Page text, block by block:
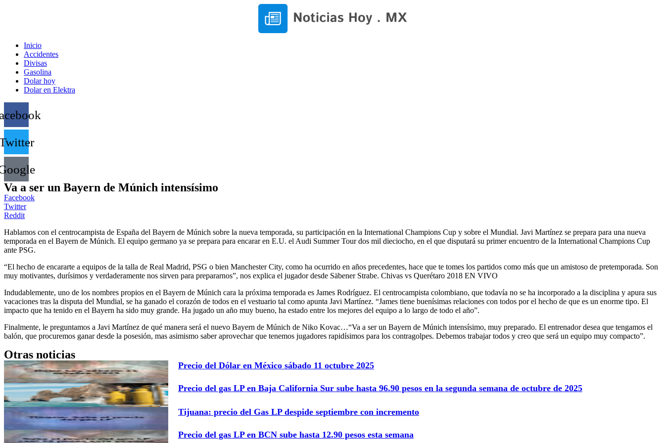
Inicio
Accidentes
Divisas
Gasolina
Dolar hoy
Dolar en Elektra
Va a ser un Bayern de Múnich intensísimo
Facebook
Twitter
Reddit
Hablamos con el centrocampista de España del Bayern de Múnich sobre la nueva temporada, su participación en la International Champions Cup y sobre el Mundial. Javi Martínez se prepara para una nueva
temporada en el Bayern de Múnich. El equipo germano ya se prepara para encarar en E.U. el Audi Summer Tour dos mil dieciocho, en el que disputará su primer encuentro de la International Champions Cup
ante PSG.
“El hecho de encararte a equipos de la talla de Real Madrid, PSG o bien Manchester City, como ha ocurrido en años precedentes, hace que te tomes los partidos como más que un amistoso de pretemporada. Son
muy motivantes, durísimos y verdaderamente nos sirven para prepararnos”, nos explica el jugador desde Säbener Strabe. Chivas vs Querétaro 2018 EN VIVO
Indudablemente, uno de los nombres propios en el Bayern de Múnich cara la próxima temporada es James Rodríguez. El centrocampista colombiano, que todavía no se ha incorporado a la disciplina y apura sus
vacaciones tras la disputa del Mundial, se ha ganado el corazón de todos en el vestuario tal como apunta Javi Martínez. “James tiene buenísimas relaciones con todos por el hecho de que es un enorme tipo. El
impacto que ha tenido en el Bayern ha sido muy grande. Ha jugado un año muy bueno, ha estado entre los mejores del equipo a lo largo de todo el año”.
Finalmente, le preguntamos a Javi Martínez de qué manera será el nuevo Bayern de Múnich de Niko Kovac…“Va a ser un Bayern de Múnich intensísimo, muy preparado. El entrenador desea que tengamos el
balón, que procuremos ganar desde la posesión, mas asimismo saber aprovechar que tenemos jugadores rapidísimos para los contragolpes. Debemos trabajar todos y creo que será un equipo muy compacto”.
Otras noticias
Precio del Dólar en México sábado 11 octubre 2025
Precio del gas LP en Baja California Sur sube hasta 96.90 pesos en la segunda semana de octubre de 2025
Tijuana: precio del Gas LP despide septiembre con incremento
Precio del gas LP en BCN sube hasta 12.90 pesos esta semana